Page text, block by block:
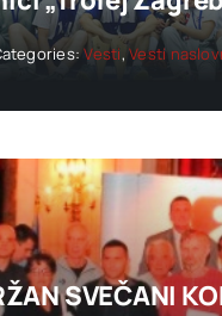
Vesti,Vesti
SVEČANI